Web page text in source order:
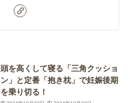
頭を高くして寝る「三角クッショ
ン」と定番「抱き枕」で妊娠後期
を乗り切る！